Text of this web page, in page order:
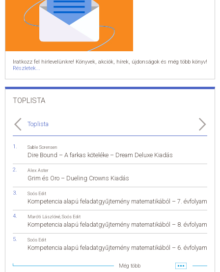
Iratkozz fel hírlevelünkre! Könyvek, akciók, hírek, újdonságok és még több könyv!
Részletek...
TOPLISTA
Toplista
Sable Sorensen
Dire Bound – A farkas köteléke – Dream Deluxe Kiadás
Alex Aster
Grim és Oro – Dueling Crowns Kiadás
Soós Edit
Kompetencia alapú feladatgyűjtemény matematikából – 7. évfolyam
Maróti Lászlóné Soós Edit
Kompetencia alapú feladatgyűjtemény matematikából – 8. évfolyam
Soós Edit
Kompetencia alapú feladatgyűjtemény matematikából – 6. évfolyam
Még több